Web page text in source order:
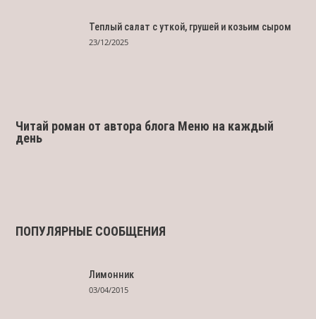
Теплый салат с уткой, грушей и козьим сыром
23/12/2025
Читай роман от автора блога Меню на каждый
день
ПОПУЛЯРНЫЕ СООБЩЕНИЯ
Лимонник
03/04/2015